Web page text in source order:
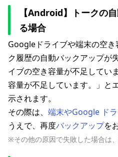
【Android】トークの
る場合
Googleドライブや端末の空
ク履歴の自動バックアップが
イブの空き容量が不足してい
容量が不足しています。」と
示されます。
その際は、 端末やGoogle ド
うえで、再度バックアップを
※その他の原因で失敗した場合は